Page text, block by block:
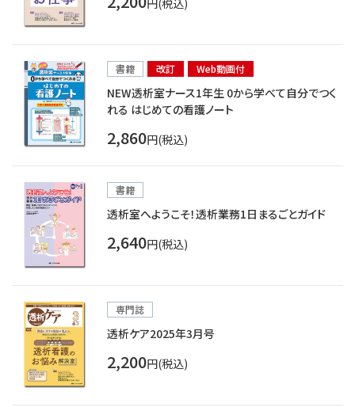
円(税込)
書籍 改訂 Web動画付
NEW透析室ナース1年生 0から学べて自分でつく
れる はじめての看護ノート
2,860円(税込)
書籍
透析室へようこそ！透析業務1日まるごとガイド
2,640円(税込)
専門誌
透析ケア2025年3月号
2,200円(税込)